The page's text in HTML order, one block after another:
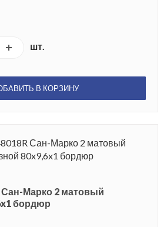
шт.
В КОРЗИНУ
Сан-Марко 2 матовый
бордюр